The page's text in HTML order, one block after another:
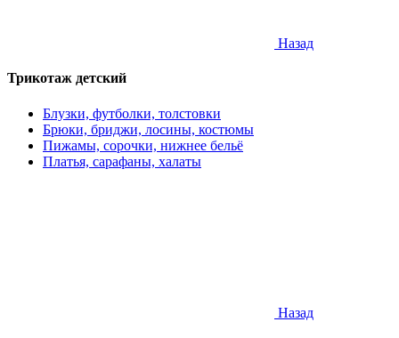
Назад
Трикотаж детский
Блузки, футболки, толстовки
Брюки, бриджи, лосины, костюмы
Пижамы, сорочки, нижнее бельё
Платья, сарафаны, халаты
Назад